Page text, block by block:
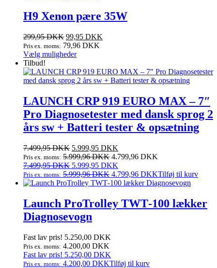
H9 Xenon pære 35W
299,95DKK Den
oprindelige
pris
299,95 DKK.
99,95 DKK
99,95 DKK.
Pris ex. moms: 79,96 DKK
Vælg mulighederDette
har
flere
Mulighederne
kan
vælges
på
varesiden
Tilbud!
LAUNCH CRP 919 EURO MAX – 7″
Pro Diagnosetester med dansk sprog 2
års sw + Batteri tester & opsætning
7.499,95DKK Den
oprindelige
pris
var:
7.499,95 DKK.
5.999,95 DKK
aktuelle
er:
5.999,95 DKK.
Pris ex. moms: 5.999,96DKK 4.799,96 DKK
7.499,95DKK Den
oprindelige
pris
7.499,95 DKK.
5.999,95 DKK
aktuelle
pris
5.999,95 DKK.
Pris ex. moms: 5.999,96DKK 4.799,96 DKKTilføj til kurv
Launch ProTrolley TWT‑100 lækker
Diagnosevogn
Fast lav pris! 5.250,00 DKK
Pris ex. moms: 4.200,00 DKK
Fast lav pris! 5.250,00 DKK
Pris ex. moms: 4.200,00 DKKTilføj til kurv